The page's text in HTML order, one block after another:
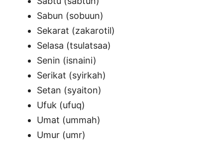
Sabun (sobuun)
Sekarat (zakarotil)
Selasa (tsulatsaa)
Senin (isnaini)
Serikat (syirkah)
Setan (syaiton)
Ufuk (ufuq)
Umat (ummah)
Umur (umr)